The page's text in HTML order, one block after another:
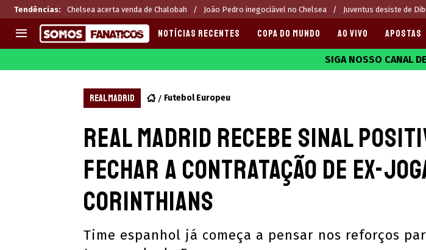
Tendências: Chelsea acerta venda de Chalobah João Pedro inegociável no Chelsea Juventus desiste de
CHAMPIONS LEAGUE
PREMIER LEAGUE
LIGA PORTUGUESA
Melhores sites de apostas 2025
Últimas
CASAS DE APOSTAS
CÓDIGOS e OFERTAS
APPS
NOTÍCIAS RECENTES COPA DO MUNDO AO VIVO APOSTAS
SIGA NOSSO CANAL
REAL MADRID Futebol Europeu
Real Madrid recebe sinal
fechar a contratação de ex-
Corinthians
Time espanhol já começa a pensar nos reforços